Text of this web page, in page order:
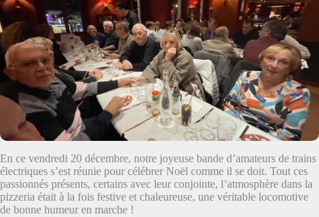
En ce vendredi 20 décembre, notre joyeuse bande d’amateurs de trains
électriques s’est réunie pour célébrer Noël comme il se doit. Tout ces
passionnés présents, certains avec leur conjointe, l’atmosphère dans la
pizzeria était à la fois festive et chaleureuse, une véritable locomotive
de bonne humeur en marche !